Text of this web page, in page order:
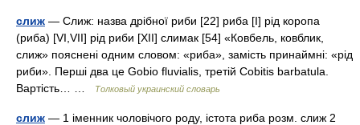
слиж — Слиж: назва дрібної риби [22] риба [I] рід коропа
(риба) [VI,VII] рід риби [XII] слимак [54] «Ковбель, ковблик,
слиж» пояснені одним словом: «риба», замість принаймні: «рід
риби». Перші два це Gobio fluvialis, третій Cobitis barbatula.
Вартість… …
Толковый украинский словарь
слиж — 1 іменник чоловічого роду, істота риба розм. слиж 2